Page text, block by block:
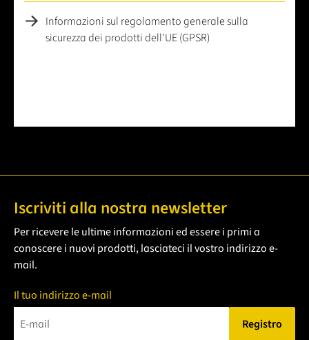
Informazioni sul regolamento generale sulla
sicurezza dei prodotti dell'UE (GPSR)
Iscriviti alla nostra newsletter
Per ricevere le ultime informazioni ed essere i primi a
conoscere i nuovi prodotti, lasciateci il vostro indirizzo e-
mail.
Il tuo indirizzo e-mail
Registro